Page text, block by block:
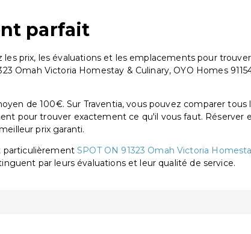
parfait
prix, les évaluations et les emplacements pour
Omah Victoria Homestay & Culinary, OYO Homes
de 100€. Sur Traventia, vous pouvez comparer tous
pour trouver exactement ce qu'il vous faut. Réserver
prix garanti.
particulièrementSPOT ON 91323 Omah Victoria
par leurs évaluations et leur qualité de service.